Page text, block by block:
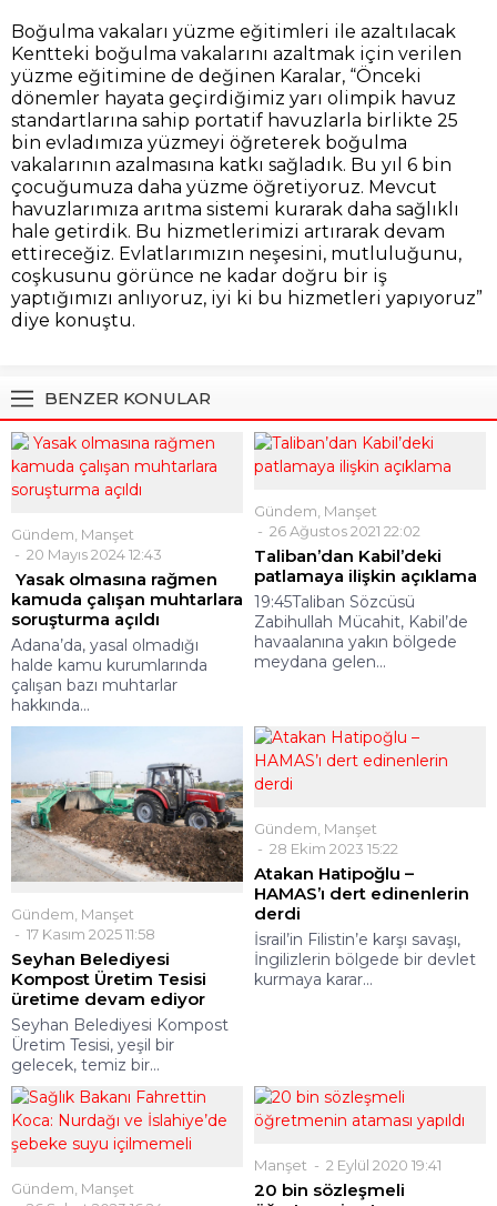
Boğulma vakaları yüzme eğitimleri ile azaltılacak
Kentteki boğulma vakalarını azaltmak için verilen
yüzme eğitimine de değinen Karalar, “Önceki
dönemler hayata geçirdiğimiz yarı olimpik havuz
standartlarına sahip portatif havuzlarla birlikte 25
bin evladımıza yüzmeyi öğreterek boğulma
vakalarının azalmasına katkı sağladık. Bu yıl 6 bin
çocuğumuza daha yüzme öğretiyoruz. Mevcut
havuzlarımıza arıtma sistemi kurarak daha sağlıklı
hale getirdik. Bu hizmetlerimizi artırarak devam
ettireceğiz. Evlatlarımızın neşesini, mutluluğunu,
coşkusunu görünce ne kadar doğru bir iş
yaptığımızı anlıyoruz, iyi ki bu hizmetleri yapıyoruz”
diye konuştu.
BENZER KONULAR
Gündem, Manşet
20 Mayıs 2024 12:43
Yasak olmasına rağmen
kamuda çalışan muhtarlara
soruşturma açıldı
Adana’da, yasal olmadığı
halde kamu kurumlarında
çalışan bazı muhtarlar
hakkında...
Gündem, Manşet
26 Ağustos 2021 22:02
Taliban’dan Kabil’deki
patlamaya ilişkin açıklama
19:45Taliban Sözcüsü
Zabihullah Mücahit, Kabil’de
havaalanına yakın bölgede
meydana gelen...
Gündem Manşet
17 Kasım 2025 11:58
Seyhan Belediyesi
Kompost Üretim Tesisi
üretime devam ediyor
Seyhan Belediyesi Kompost
Üretim Tesisi, yeşil bir
gelecek, temiz bir...
Gündem, Manşet
28 Ekim 2023 15:22
Atakan Hatipoğlu –
HAMAS’ı dert edinenlerin
derdi
İsrail’in Filistin’e karşı savaşı,
İngilizlerin bölgede bir devlet
kurmaya karar...
Gündem Manşet
Manşet 2 Eylül 2020 19:41
20 bin sözleşmeli